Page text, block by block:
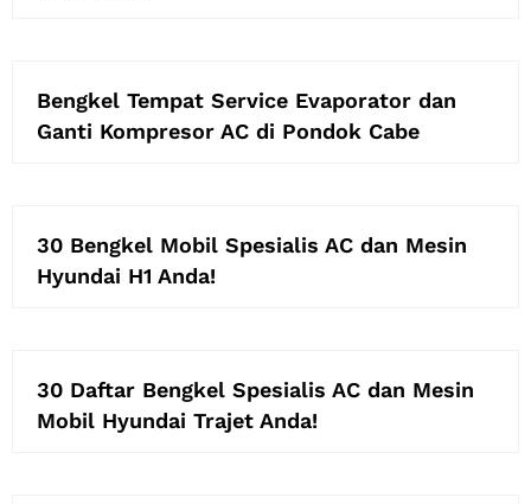
Bengkel Tempat Service Evaporator dan
Ganti Kompresor AC di Pondok Cabe
30 Bengkel Mobil Spesialis AC dan Mesin
Hyundai H1 Anda!
30 Daftar Bengkel Spesialis AC dan Mesin
Mobil Hyundai Trajet Anda!